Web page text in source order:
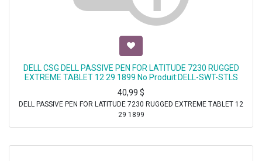
DELL CSG DELL PASSIVE PEN FOR LATITUDE 7230 RUGGED
EXTREME TABLET 12 29 1899 No Produit:DELL-SWT-STLS
40,99 $
DELL PASSIVE PEN FOR LATITUDE 7230 RUGGED EXTREME TABLET 12
29 1899